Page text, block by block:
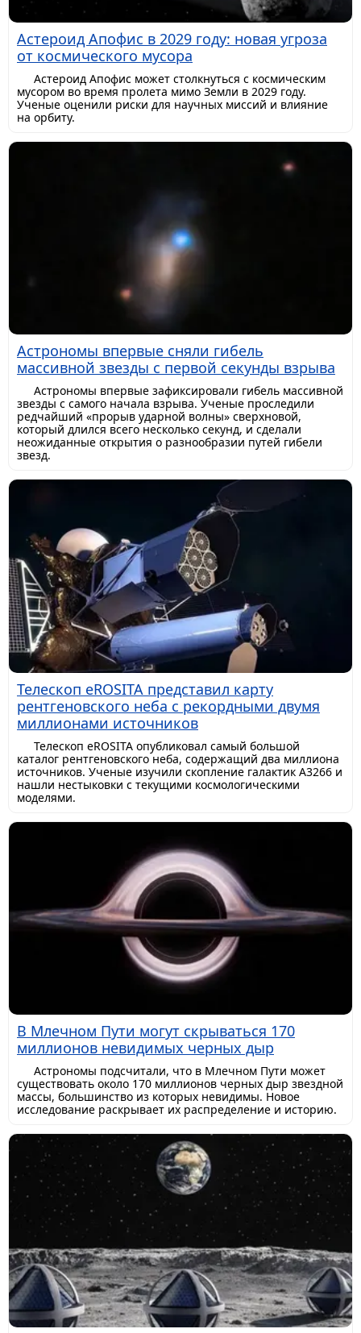
Астероид Апофис в 2029 году: новая угроза
от космического мусора
Астероид Апофис может столкнуться с космическим
мусором во время пролета мимо Земли в 2029 году.
Ученые оценили риски для научных миссий и влияние
на орбиту.
Астрономы впервые сняли гибель
массивной звезды с первой секунды взрыва
Астрономы впервые зафиксировали гибель массивной
звезды с самого начала взрыва. Ученые проследили
редчайший «прорыв ударной волны» сверхновой,
который длился всего несколько секунд, и сделали
неожиданные открытия о разнообразии путей гибели
звезд.
Телескоп eROSITA представил карту
рентгеновского неба с рекордными двумя
миллионами источников
Телескоп eROSITA опубликовал самый большой
каталог рентгеновского неба, содержащий два миллиона
источников. Ученые изучили скопление галактик A3266 и
нашли нестыковки с текущими космологическими
моделями.
В Млечном Пути могут скрываться 170
миллионов невидимых черных дыр
Астрономы подсчитали, что в Млечном Пути может
существовать около 170 миллионов черных дыр звездной
массы, большинство из которых невидимы. Новое
исследование раскрывает их распределение и историю.